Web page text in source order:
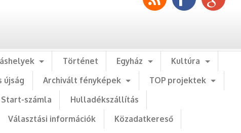
Történet Egyház
Kultúra
újság Archivált fényképek
TOP projektek
számla
Hulladékszállítás
Választási információk
Közadatkereső